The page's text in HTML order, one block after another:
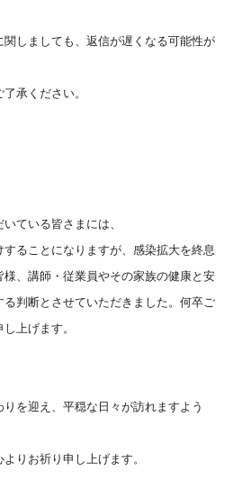
関しましても、返信が遅くなる可能性が
承ください。
ている皆さまには、
ることになりますが、感染拡大を終息
、講師・従業員やその家族の健康と安
判断とさせていただきました。何卒ご
上げます。
を迎え、平穏な日々が訪れますよう
りお祈り申し上げます。